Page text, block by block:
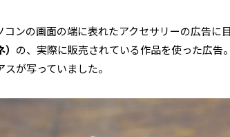
コンの画面の端に表れたアクセサリーの広告に
の、実際に販売されている作品を使った広
が写っていました。